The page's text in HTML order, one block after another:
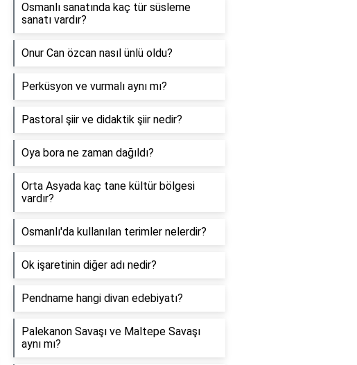
Osmanlı sanatında kaç tür süsleme
sanatı vardır?
Onur Can özcan nasıl ünlü oldu?
Perküsyon ve vurmalı aynı mı?
Pastoral şiir ve didaktik şiir nedir?
Oya bora ne zaman dağıldı?
Orta Asyada kaç tane kültür bölgesi
vardır?
Osmanlı'da kullanılan terimler nelerdir?
Ok işaretinin diğer adı nedir?
Pendname hangi divan edebiyatı?
Palekanon Savaşı ve Maltepe Savaşı
aynı mı?